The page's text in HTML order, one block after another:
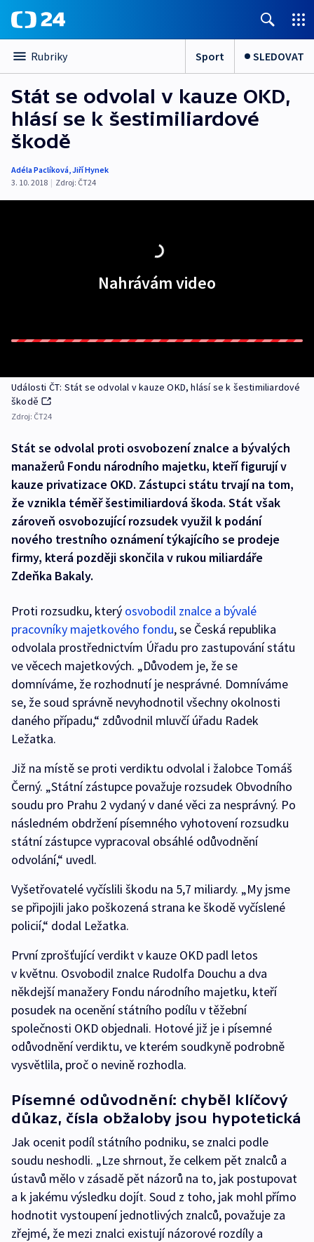
Rubriky Sport SLEDOVAT
Stát se odvolal v kauze OKD,
hlásí se k šestimiliardové
škodě
Adéla Paclíková,Jiří Hynek
3. 10. 2018 | Zdroj: ČT24
Nahrávám video
Události ČT: Stát se odvolal v kauze OKD, hlásí se k šestimiliardové
škodě
Zdroj: ČT24
Stát se odvolal proti osvobození znalce a bývalých
manažerů Fondu národního majetku, kteří figurují v
kauze privatizace OKD. Zástupci státu trvají na tom,
že vznikla téměř šestimiliardová škoda. Stát však
zároveň osvobozující rozsudek využil k podání
nového trestního oznámení týkajícího se prodeje
firmy, která později skončila v rukou miliardáře
Zdeňka Bakaly.
Proti rozsudku, který osvobodil znalce a bývalé
pracovníky majetkového fondu, se Česká republika
odvolala prostřednictvím Úřadu pro zastupování státu
ve věcech majetkových. „Důvodem je, že se
domníváme, že rozhodnutí je nesprávné. Domníváme
se, že soud správně nevyhodnotil všechny okolnosti
daného případu,“ zdůvodnil mluvčí úřadu Radek
Ležatka.
Již na místě se proti verdiktu odvolal i žalobce Tomáš
Černý. „Státní zástupce považuje rozsudek Obvodního
soudu pro Prahu 2 vydaný v dané věci za nesprávný. Po
následném obdržení písemného vyhotovení rozsudku
státní zástupce vypracoval obsáhlé odůvodnění
odvolání,“ uvedl.
Vyšetřovatelé vyčíslili škodu na 5,7 miliardy. „My jsme
se připojili jako poškozená strana ke škodě vyčíslené
policií,“ dodal Ležatka.
První zprošťující verdikt v kauze OKD padl letos
v květnu. Osvobodil znalce Rudolfa Douchu a dva
někdejší manažery Fondu národního majetku, kteří
posudek na ocenění státního podílu v těžební
společnosti OKD objednali. Hotové již je i písemné
odůvodnění verdiktu, ve kterém soudkyně podrobně
vysvětlila, proč o nevině rozhodla.
Písemné odůvodnění: chyběl klíčový
důkaz, čísla obžaloby jsou hypotetická
Jak ocenit podíl státního podniku, se znalci podle
soudu neshodli. „Lze shrnout, že celkem pět znalců a
ústavů mělo v zásadě pět názorů na to, jak postupovat
a k jakému výsledku dojít. Soud z toho, jak mohl přímo
hodnotit vystoupení jednotlivých znalců, považuje za
zřejmé, že mezi znalci existují názorové rozdíly a